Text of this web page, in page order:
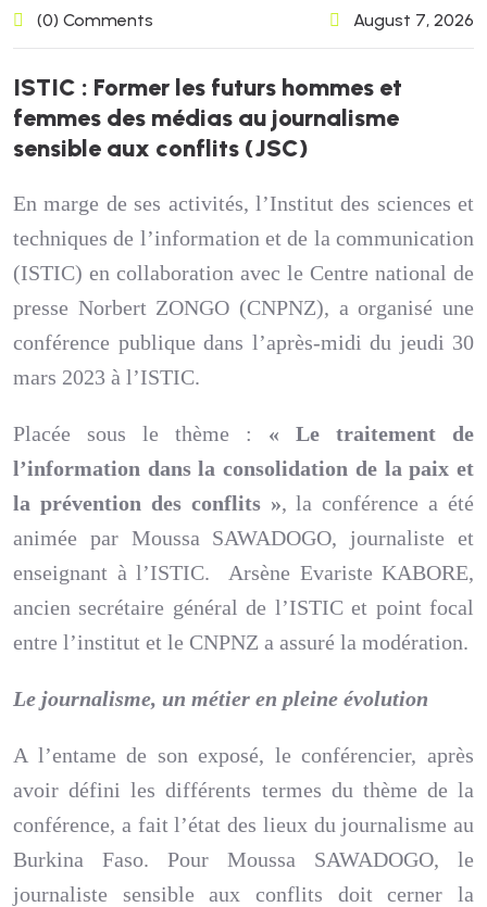
(0) Comments August 7, 2026
ISTIC : Former les futurs hommes et
femmes des médias au journalisme
sensible aux conflits (JSC)
En marge de ses activités, l’Institut des sciences et
techniques de l’information et de la communication
(ISTIC) en collaboration avec le Centre national de
presse Norbert ZONGO (CNPNZ), a organisé une
conférence publique dans l’après-midi du jeudi 30
mars 2023 à l’ISTIC.
Placée sous le thème : « Le traitement de
l’information dans la consolidation de la paix et
la prévention des conflits », la conférence a été
animée par Moussa SAWADOGO, journaliste et
enseignant à l’ISTIC. Arsène Evariste KABORE,
ancien secrétaire général de l’ISTIC et point focal
entre l’institut et le CNPNZ a assuré la modération.
Le journalisme, un métier en pleine évolution
A l’entame de son exposé, le conférencier, après
avoir défini les différents termes du thème de la
conférence, a fait l’état des lieux du journalisme au
Burkina Faso. Pour Moussa SAWADOGO, le
journaliste sensible aux conflits doit cerner la